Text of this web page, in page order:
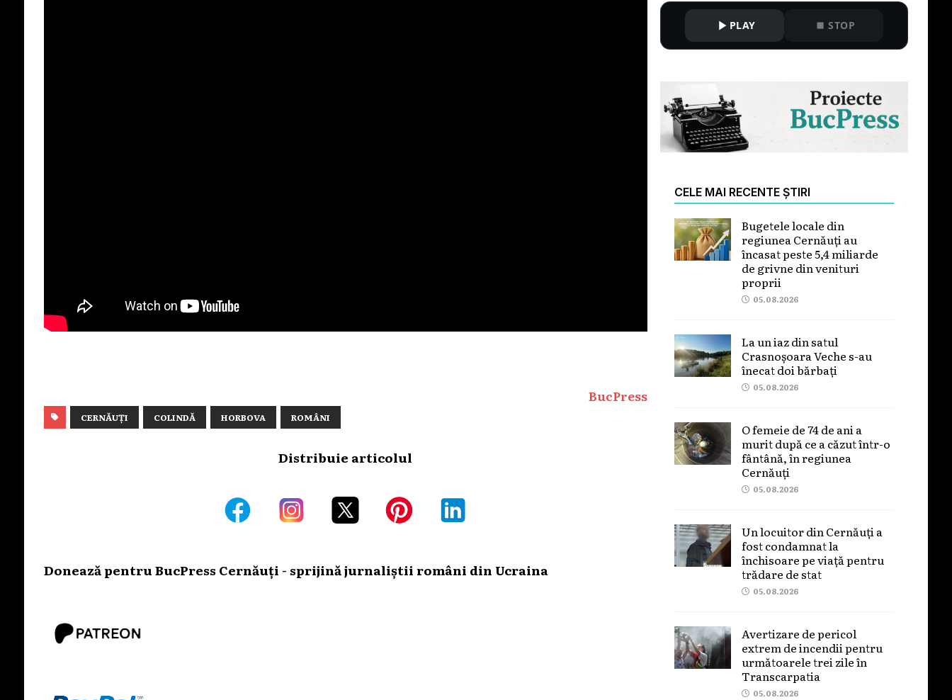
BucPress
CERNĂUȚI COLINDĂ HORBOVA ROMÂNI
Distribuie articolul
Donează pentru BucPress Cernăuți - sprijină jurnaliștii români din Ucraina
PLAY STOP
CELE MAI RECENTE ȘTIRI
Bugetele locale din
regiunea Cernăuți au
încasat peste 5,4 miliarde
de grivne din venituri
proprii
05.08.2026
La un iaz din satul
Crasnoșoara Veche s-au
înecat doi bărbați
05.08.2026
O femeie de 74 de ani a
murit după ce a căzut într-o
fântână, în regiunea
Cernăuți
05.08.2026
Un locuitor din Cernăuți a
fost condamnat la
închisoare pe viață pentru
trădare de stat
05.08.2026
Avertizare de pericol
extrem de incendii pentru
următoarele trei zile în
Transcarpatia
05.08.2026